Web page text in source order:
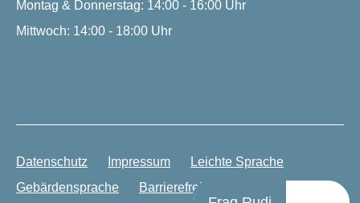
Montag & Donnerstag: 14:00 - 16:00 Uhr
Mittwoch: 14:00 - 18:00 Uhr
Datenschutz Impressum
Leichte Sprache
Gebärdensprache
Barrierefreiheit